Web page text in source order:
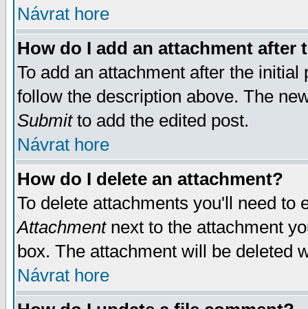
Návrat hore
How do I add an attachment after
To add an attachment after the
follow the description above. The
Submitto add the edited post.
Návrat hore
How do I delete an attachment?
To delete attachments you'll need
Attachmentnext to the attachment
box. The attachment will be deleted
Návrat hore